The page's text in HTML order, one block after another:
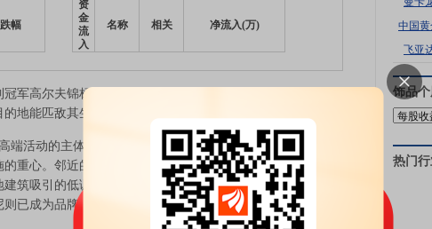
幅
资
金
流
入
名称 相关 净流入(万)
高尔夫锦标赛、顶级钓鱼场和世界闻名的帆船运动场景，
地能匹敌其生活方式的广度
活动的主体集中在几个关键枢纽。作为商业和政治中心的
重心。邻近的天堂岛融合了度假奢华和住宅隐逸，而港岛继
筑吸引的低调人群。在艾克尤马斯群岛，买家可以找到离网
已成为品牌度假式生活的热门场所，从佛罗里达和纽约可以
中国
飞亚
饰品
热门